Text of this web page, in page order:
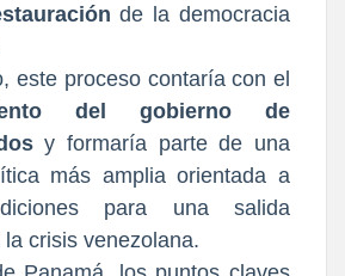
de la democracia
este proceso contaría con el
del gobierno de
y formaría parte de una
más amplia orientada a
para una salida
crisis venezolana.